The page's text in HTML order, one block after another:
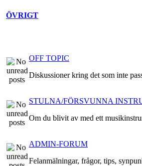
ÖVRIGT
OFF TOPIC
Diskussioner kring det som inte
STULNA/FÖRSVUNNA
Om du blivit av med ett
ADMIN-FORUM
Felanmälningar, frågor, tips,